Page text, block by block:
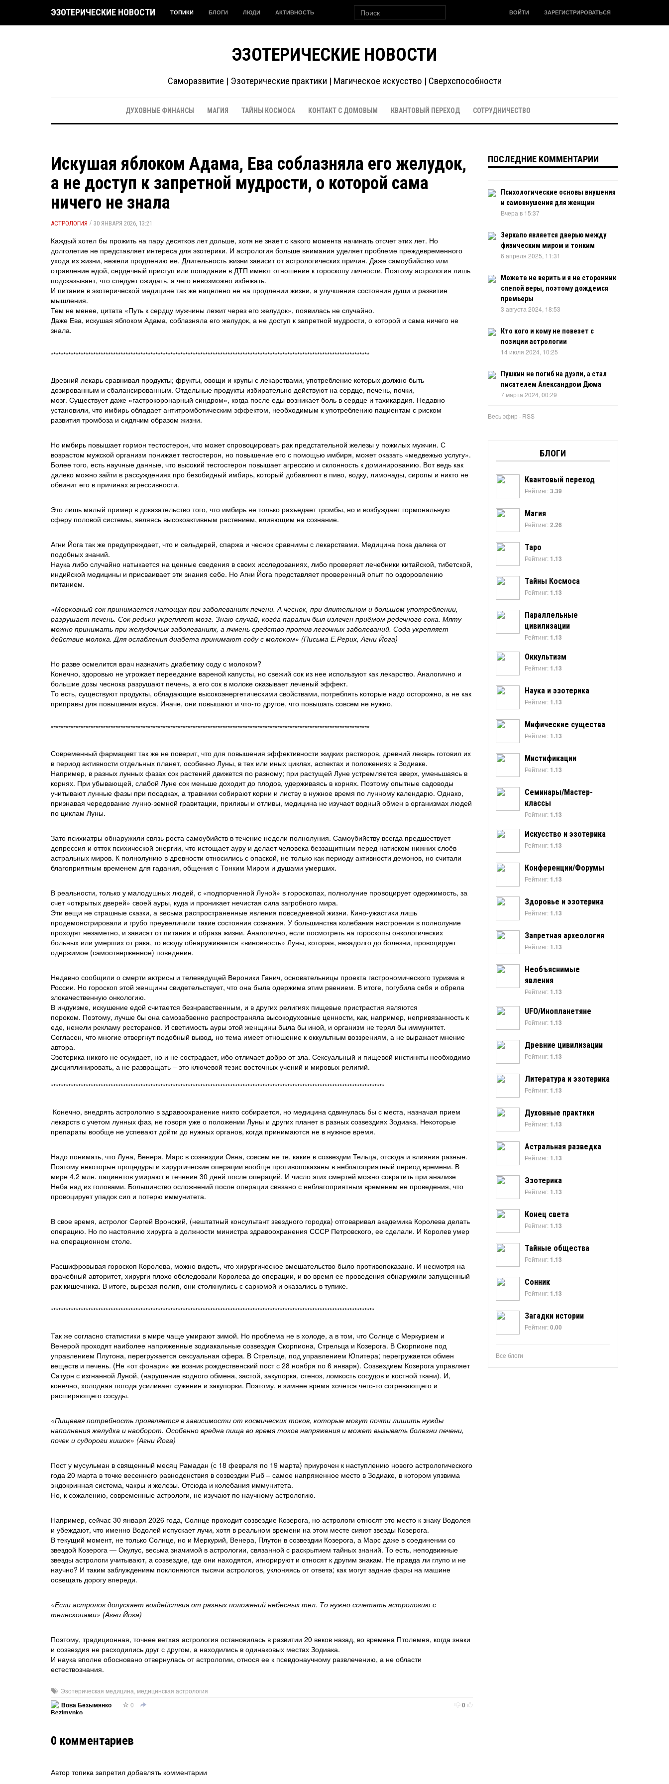
ЭЗОТЕРИЧЕСКИЕ НОВОСТИ ТОПИКИ БЛОГИ ЛЮДИ АКТИВНОСТЬ ВОЙТИ ЗАРЕГИСТРИРОВАТЬСЯ
ЭЗОТЕРИЧЕСКИЕ НОВОСТИ
Саморазвитие | Эзотерические практики | Магическое искусство | Сверхспособности
ДУХОВНЫЕ ФИНАНСЫ МАГИЯ ТАЙНЫ КОСМОСА КОНТАКТ С ДОМОВЫМ КВАНТОВЫЙ ПЕРЕХОД СОТРУДНИЧЕСТВО
Искушая яблоком Адама, Ева соблазняла его желудок,
а не доступ к запретной мудрости, о которой сама
ничего не знала
АСТРОЛОГИЯ / 30 ЯНВАРЯ 2026, 13:21
Каждый хотел бы прожить на пару десятков лет дольше, хотя не знает с какого момента начинать отсчет этих лет. Но
долголетие не представляет интереса для эзотерики. И астрология больше внимания уделяет проблеме преждевременного
ухода из жизни, нежели продлению ее. Длительность жизни зависит от астрологических причин. Даже самоубийство или
отравление едой, сердечный приступ или попадание в ДТП имеют отношение к гороскопу личности. Поэтому астрология лишь
подсказывает, что следует ожидать, а чего невозможно избежать.
И питание в эзотерической медицине так же нацелено не на продлении жизни, а улучшения состояния души и развитие
мышления.
Тем не менее, цитата «Путь к сердцу мужчины лежит через его желудок», появилась не случайно.
Даже Ева, искушая яблоком Адама, соблазняла его желудок, а не доступ к запретной мудрости, о которой и сама ничего не
знала.
********************************************************************************************************************************
Древний лекарь сравнивал продукты; фрукты, овощи и крупы с лекарствами, употребление которых должно быть
дозированным и сбалансированным. Отдельные продукты избирательно действуют на сердце, печень, почки,
мозг. Существует даже «гастрокоронарный синдром», когда после еды возникает боль в сердце и тахикардия. Недавно
установили, что имбирь обладает антитромботическим эффектом, необходимым к употреблению пациентам с риском
развития тромбоза и сидячим образом жизни.
Но имбирь повышает гормон тестостерон, что может спровоцировать рак предстательной железы у пожилых мужчин. С
возрастом мужской организм понижает тестостерон, но повышение его с помощью имбиря, может оказать «медвежью услугу».
Более того, есть научные данные, что высокий тестостерон повышает агрессию и склонность к доминированию. Вот ведь как
далеко можно зайти в рассуждениях про безобидный имбирь, который добавляют в пиво, водку, лимонады, сиропы и никто не
обвинит его в причинах агрессивности.
Это лишь малый пример в доказательство того, что имбирь не только разъедает тромбы, но и возбуждает гормональную
сферу половой системы, являясь высокоактивным растением, влияющим на сознание.
Агни Йога так же предупреждает, что и сельдерей, спаржа и чеснок сравнимы с лекарствами. Медицина пока далека от
подобных знаний.
Наука либо случайно натыкается на ценные сведения в своих исследованиях, либо проверяет лечебники китайской, тибетской,
индийской медицины и присваивает эти знания себе. Но Агни Йога представляет проверенный опыт по оздоровлению
питанием.
«Морковный сок принимается натощак при заболеваниях печени. А чеснок, при длительном и большом употреблении,
разрушает печень. Сок редьки укрепляет мозг. Знаю случай, когда паралич был излечен приёмом редечного сока. Мяту
можно принимать при желудочных заболеваниях, а ячмень средство против легочных заболеваний. Сода укрепляет
действие молока. Для ослабления диабета принимают соду с молоком» (Письма Е.Рерих, Агни Йога)
Но разве осмелится врач назначить диабетику соду с молоком?
Конечно, здоровью не угрожает переедание вареной капусты, но свежий сок из нее используют как лекарство. Аналогично и
большие дозы чеснока разрушают печень, а его сок в молоке оказывает леченый эффект.
То есть, существуют продукты, обладающие высокоэнергетическими свойствами, потреблять которые надо осторожно, а не как
приправы для повышения вкуса. Иначе, они повышают и что-то другое, что повышать совсем не нужно.
********************************************************************************************************************************
Современный фармацевт так же не поверит, что для повышения эффективности жидких растворов, древний лекарь готовил их
в период активности отдельных планет, особенно Луны, в тех или иных циклах, аспектах и положениях в Зодиаке.
Например, в разных лунных фазах сок растений движется по разному; при растущей Луне устремляется вверх, уменьшаясь в
корнях. При убывающей, слабой Луне сок меньше доходит до плодов, удерживаясь в корнях. Поэтому опытные садоводы
учитывают лунные фазы при посадках, а травники собирают корни и листву в нужное время по лунному календарю. Однако,
признавая чередование лунно-земной гравитации, приливы и отливы, медицина не изучает водный обмен в организмах людей
по циклам Луны.
Зато психиатры обнаружили связь роста самоубийств в течение недели полнолуния. Самоубийству всегда предшествует
депрессия и отток психической энергии, что истощает ауру и делает человека беззащитным перед натиском нижних слоёв
астральных миров. К полнолунию в древности относились с опаской, не только как периоду активности демонов, но считали
благоприятным временем для гадания, общения с Тонким Миром и душами умерших.
В реальности, только у малодушных людей, с «подпорченной Луной» в гороскопах, полнолуние провоцирует одержимость, за
счет «открытых дверей» своей ауры, куда и проникает нечистая сила загробного мира.
Эти вещи не страшные сказки, а весьма распространенные явления повседневной жизни. Кино-ужастики лишь
продемонстрировали и грубо преувеличили такие состояния сознания. У большинства колебания настроения в полнолуние
проходят незаметно, и зависят от питания и образа жизни. Аналогично, если посмотреть на гороскопы онкологических
больных или умерших от рака, то всюду обнаруживается «виновность» Луны, которая, незадолго до болезни, провоцирует
одержимое (самоотверженное) поведение.
Недавно сообщили о смерти актрисы и телеведущей Вероники Ганич, основательницы проекта гастрономического туризма в
России. Но гороскоп этой женщины свидетельствует, что она была одержима этим рвением. В итоге, погубила себя и обрела
злокачественную онкологию.
В индуизме, искушение едой считается безнравственным, и в других религиях пищевые пристрастия являются
пороком. Поэтому, лучше бы она самозабвенно распространяла высокодуховные ценности, как, например, непривязанность к
еде, нежели рекламу ресторанов. И светимость ауры этой женщины была бы иной, и организм не терял бы иммунитет.
Согласен, что многие отвергнут подобный вывод, но тема имеет отношение к оккультным воззрениям, а не выражает мнение
автора.
Эзотерика никого не осуждает, но и не сострадает, ибо отличает добро от зла. Сексуальный и пищевой инстинкты необходимо
дисциплинировать, а не развращать – это ключевой тезис восточных учений и мировых религий.
**************************************************************************************************************************************
Конечно, внедрять астрологию в здравоохранение никто собирается, но медицина сдвинулась бы с места, назначая прием
лекарств с учетом лунных фаз, не говоря уже о положении Луны и других планет в разных созвездиях Зодиака. Некоторые
препараты вообще не успевают дойти до нужных органов, когда принимаются не в нужное время.
Надо понимать, что Луна, Венера, Марс в созвездии Овна, совсем не те, какие в созвездии Тельца, отсюда и влияния разные.
Поэтому некоторые процедуры и хирургические операции вообще противопоказаны в неблагоприятный период времени. В
мире 4,2 млн. пациентов умирают в течение 30 дней после операций. И число этих смертей можно сократить при анализе
Неба над их головами. Большинство осложнений после операции связано с неблагоприятным временем ее проведения, что
провоцирует упадок сил и потерю иммунитета.
В свое время, астролог Сергей Вронский, (нештатный консультант звездного городка) отговаривал академика Королева делать
операцию. Но по настоянию хирурга в должности министра здравоохранения СССР Петровского, ее сделали. И Королев умер
на операционном столе.
Расшифровывая гороскоп Королева, можно видеть, что хирургическое вмешательство было противопоказано. И несмотря на
врачебный авторитет, хирурги плохо обследовали Королева до операции, и во время ее проведения обнаружили запущенный
рак кишечника. В итоге, вырезая полип, они столкнулись с саркомой и оказались в тупике.
**********************************************************************************************************************************
Так же согласно статистики в мире чаще умирают зимой. Но проблема не в холоде, а в том, что Солнце с Меркурием и
Венерой проходят наиболее напряженные зодиакальные созвездия Скорпиона, Стрельца и Козерога. В Скорпионе под
управлением Плутона, перегружается сексуальная сфера. В Стрельце, под управлением Юпитера; перегружается обмен
веществ и печень. (Не «от фонаря» же возник рождественский пост с 28 ноября по 6 января). Созвездием Козерога управляет
Сатурн с изгнанной Луной, (нарушение водного обмена, застой, закупорка, стеноз, ломкость сосудов и костной ткани). И,
конечно, холодная погода усиливает сужение и закупорки. Поэтому, в зимнее время хочется чего-то согревающего и
расширяющего сосуды.
«Пищевая потребность проявляется в зависимости от космических токов, которые могут почти лишить нужды
наполнения желудка и наоборот. Особенно вредна пища во время токов напряжения и может вызывать болезни печени,
почек и судороги кишок» (Агни Йога)
Пост у мусульман в священный месяц Рамадан (с 18 февраля по 19 марта) приурочен к наступлению нового астрологического
года 20 марта в точке весеннего равноденствия в созвездии Рыб – самое напряженное место в Зодиаке, в котором уязвима
эндокринная система, чакры и железы. Отсюда и колебания иммунитета.
Но, к сожалению, современные астрологи, не изучают по научному астрологию.
Например, сейчас 30 января 2026 года, Солнце проходит созвездие Козерога, но астрологи относят это место к знаку Водолея
и убеждают, что именно Водолей испускает лучи, хотя в реальном времени на этом месте сияют звезды Козерога.
В текущий момент, не только Солнце, но и Меркурий, Венера, Плутон в созвездии Козерога, а Марс даже в соединении со
звездой Козерога — Окулус, весьма значимой в астрологии, связанной с раскрытием тайных знаний. То есть, неподвижные
звезды астрологи учитывают, а созвездие, где они находятся, игнорируют и относят к другим знакам. Не правда ли глупо и не
научно? И таким заблуждениям поклоняются тысячи астрологов, уклоняясь от ответа; как могут задние фары на машине
освещать дорогу впереди.
«Если астролог допускает воздействия от разных положений небесных тел. То нужно сочетать астрологию с
телескопами» (Агни Йога)
Поэтому, традиционная, точнее ветхая астрология остановилась в развитии 20 веков назад, во времена Птолемея, когда знаки
и созвездия не расходились друг с другом, а находились в одинаковых местах Зодиака.
И наука вполне обосновано отвернулась от астрологии, относя ее к псевдонаучному развлечению, а не области
естествознания.
Эзотерическая медицина медицинская астрология
Вова Безымянко
0 0
0 комментариев
Автор топика запретил добавлять комментарии
ПОСЛЕДНИЕ КОММЕНТАРИИ
Психологические основы внушения
и самовнушения для женщин
Вчера в 15:37
Зеркало является дверью между
физическим миром и тонким
6 апреля 2025, 11:31
Можете не верить и я не сторонник
слепой веры, поэтому дождемся
премьеры
3 августа 2024, 18:53
Кто кого и кому не повезет с
позиции астрологии
14 июля 2024, 10:25
Пушкин не погиб на дуэли, а стал
писателем Александром Дюма
7 марта 2024, 00:29
Весь эфир · RSS
БЛОГИ
Квантовый переход
Рейтинг:3.39
Магия
Рейтинг:2.26
Таро
Рейтинг: 1.13
Тайны Космоса
Рейтинг: 1.13
Параллельные
цивилизации
Рейтинг: 1.13
Оккультизм
Рейтинг: 1.13
Наука и эзотерика
Рейтинг: 1.13
Мифические существа
Рейтинг: 1.13
Мистификации
Рейтинг: 1.13
Семинары/Мастер-
классы
Рейтинг: 1.13
Искусство и эзотерика
Рейтинг: 1.13
Конференции/Форумы
Рейтинг: 1.13
Здоровье и эзотерика
Рейтинг: 1.13
Запретная археология
Рейтинг: 1.13
Необъяснимые
явления
Рейтинг: 1.13
UFO/Инопланетяне
Рейтинг: 1.13
Древние цивилизации
Рейтинг: 1.13
Литература и эзотерика
Рейтинг: 1.13
Духовные практики
Рейтинг: 1.13
Астральная разведка
Рейтинг: 1.13
Эзотерика
Рейтинг: 1.13
Конец света
Рейтинг: 1.13
Тайные общества
Рейтинг: 1.13
Сонник
Рейтинг: 1.13
Загадки истории
Рейтинг:0.00
Все блоги